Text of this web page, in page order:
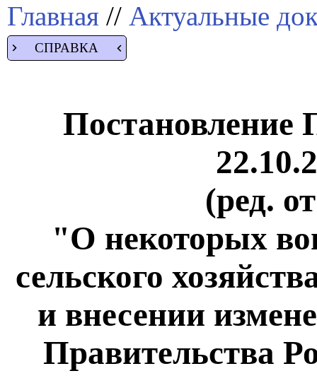
Главная // Актуальные
СПРАВКА
Постановление
(ред.
"О некоторых
сельского
и внесении
Правительства